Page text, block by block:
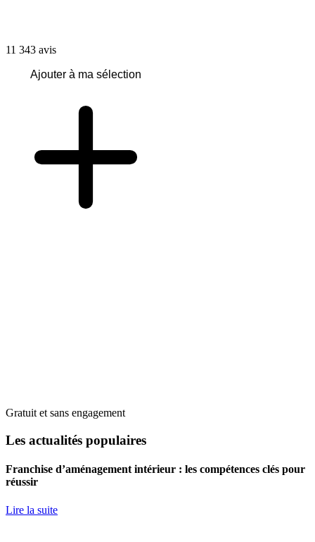
11 343 avis
Ajouter à ma sélection
Gratuit et sans engagement
Les actualités populaires
Franchise d’aménagement intérieur : les compétences clés pour
réussir
Lire la suite